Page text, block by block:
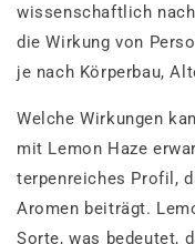
wissenschaftlich
die Wirkung von
je nach Körperbau,
Welche Wirkungen
mit Lemon Haze
terpenreiches Profil,
Aromen beiträgt.
Sorte, was bedeutet,